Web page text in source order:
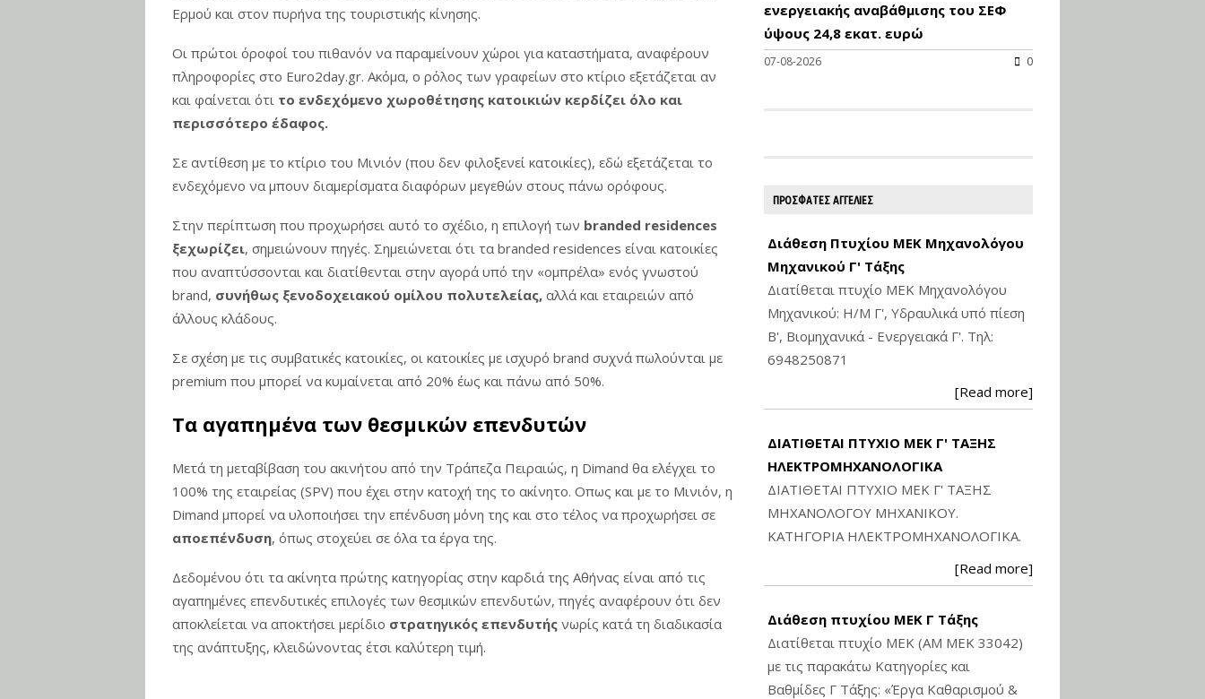
Ερμού και στον πυρήνα της τουριστικής κίνησης.
Οι πρώτοι όροφοί του πιθανόν να παραμείνουν χώροι για καταστήματα, αναφέρουν
πληροφορίες στο Euro2day.gr. Ακόμα, ο ρόλος των γραφείων στο κτίριο εξετάζεται αν
και φαίνεται ότι το ενδεχόμενο χωροθέτησης κατοικιών κερδίζει όλο και
περισσότερο έδαφος.
Σε αντίθεση με το κτίριο του Μινιόν (που δεν φιλοξενεί κατοικίες), εδώ εξετάζεται το
ενδεχόμενο να μπουν διαμερίσματα διαφόρων μεγεθών στους πάνω ορόφους.
Στην περίπτωση που προχωρήσει αυτό το σχέδιο, η επιλογή των branded residences
ξεχωρίζει, σημειώνουν πηγές. Σημειώνεται ότι τα branded residences είναι κατοικίες
που αναπτύσσονται και διατίθενται στην αγορά υπό την «ομπρέλα» ενός γνωστού
brand, συνήθως ξενοδοχειακού ομίλου πολυτελείας, αλλά και εταιρειών από
άλλους κλάδους.
Σε σχέση με τις συμβατικές κατοικίες, οι κατοικίες με ισχυρό brand συχνά πωλούνται με
premium που μπορεί να κυμαίνεται από 20% έως και πάνω από 50%.
Τα αγαπημένα των θεσμικών επενδυτών
Μετά τη μεταβίβαση του ακινήτου από την Τράπεζα Πειραιώς, η Dimand θα ελέγχει το
100% της εταιρείας (SPV) που έχει στην κατοχή της το ακίνητο. Οπως και με το Μινιόν, η
Dimand μπορεί να υλοποιήσει την επένδυση μόνη της και στο τέλος να προχωρήσει σε
αποεπένδυση, όπως στοχεύει σε όλα τα έργα της.
Δεδομένου ότι τα ακίνητα πρώτης κατηγορίας στην καρδιά της Αθήνας είναι από τις
αγαπημένες επενδυτικές επιλογές των θεσμικών επενδυτών, πηγές αναφέρουν ότι δεν
αποκλείεται να αποκτήσει μερίδιο στρατηγικός επενδυτής νωρίς κατά τη διαδικασία
της ανάπτυξης, κλειδώνοντας έτσι καλύτερη τιμή.
ενεργειακής αναβάθμισης του ΣΕΦ
ύψους 24,8 εκατ. ευρώ
07-08-2026 0
ΠΡΟΣΦΑΤΕΣ ΑΓΓΕΛΙΕΣ
Διάθεση Πτυχίου ΜΕΚ Μηχανολόγου
Μηχανικού Γ' Τάξης
Διατίθεται πτυχίο ΜΕΚ Μηχανολόγου
Μηχανικού: Η/Μ Γ', Υδραυλικά υπό πίεση
Β', Βιομηχανικά - Ενεργειακά Γ'. Τηλ:
6948250871
[Read more]
ΔΙΑΤΙΘΕΤΑΙ ΠΤΥΧΙΟ ΜΕΚ Γ' ΤΑΞΗΣ
ΗΛΕΚΤΡΟΜΗΧΑΝΟΛΟΓΙΚΑ
ΔΙΑΤΙΘΕΤΑΙ ΠΤΥΧΙΟ ΜΕΚ Γ' ΤΑΞΗΣ
ΜΗΧΑΝΟΛΟΓΟΥ ΜΗΧΑΝΙΚΟΥ.
ΚΑΤΗΓΟΡΙΑ ΗΛΕΚΤΡΟΜΗΧΑΝΟΛΟΓΙΚΑ.
[Read more]
Διάθεση πτυχίου ΜΕΚ Γ Τάξης
Διατίθεται πτυχίο ΜΕΚ (ΑΜ ΜΕΚ 33042)
με τις παρακάτω Κατηγορίες και
Βαθμίδες Γ Τάξης: «Έργα Καθαρισμού &